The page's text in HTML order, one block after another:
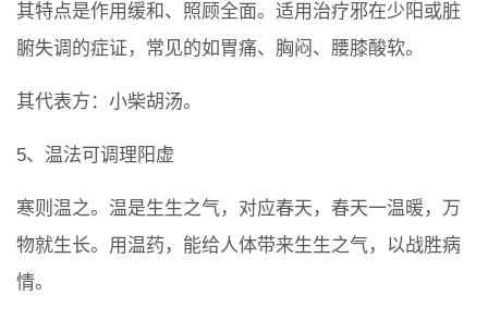
其特点是作用缓和、照顾全面。适用治疗邪在少阳或脏
腑失调的症证，常见的如胃痛、胸闷、腰膝酸软。
其代表方：小柴胡汤。
5、温法可调理阳虚
寒则温之。温是生生之气，对应春天，春天一温暖，万
物就生长。用温药，能给人体带来生生之气，以战胜病
情。